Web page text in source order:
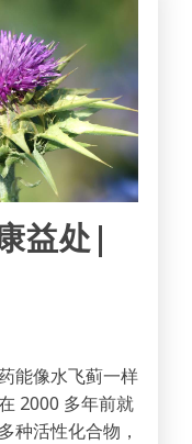
益处|
能像水飞蓟一样
2000 多年前就
种活性化合物，